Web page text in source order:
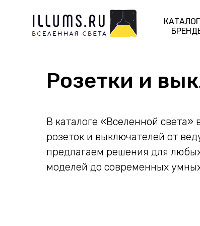
КАТАЛОГ
Розетки и
В каталоге «Вселенной
розеток и выключателей от
предлагаем решения для
моделей до современных